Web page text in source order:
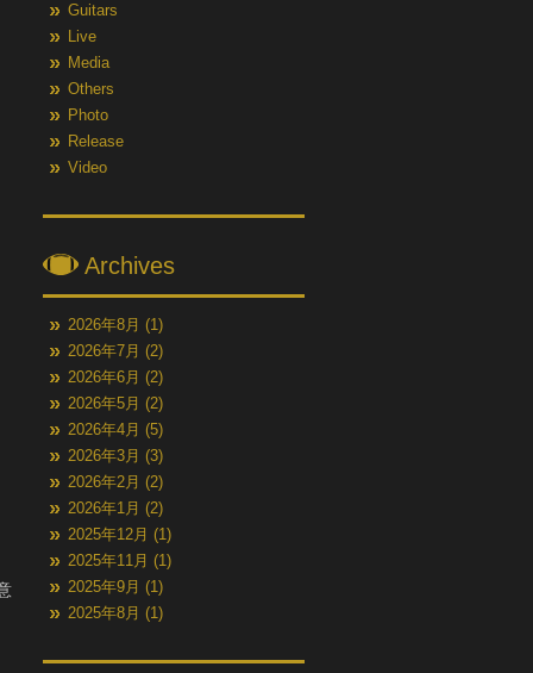
Guitars
Live
Media
Others
Photo
Release
Video
Archives
2026年8月 (1)
2026年7月 (2)
2026年6月 (2)
2026年5月 (2)
2026年4月 (5)
2026年3月 (3)
2026年2月 (2)
2026年1月 (2)
2025年12月 (1)
2025年11月 (1)
2025年9月 (1)
2025年8月 (1)